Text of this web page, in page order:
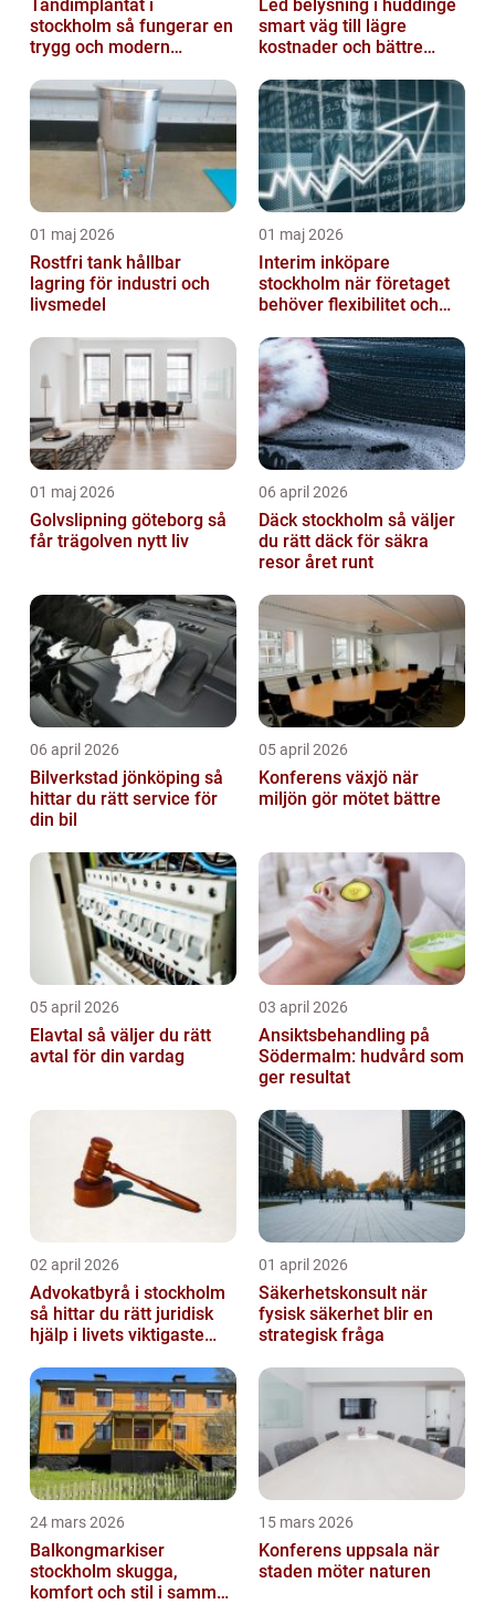
Tandimplantat i
stockholm så fungerar en
trygg och modern
Led belysning i huddinge
smart väg till lägre
kostnader och bättre
01 maj 2026
Rostfri tank hållbar
lagring för industri och
livsmedel
01 maj 2026
Interim inköpare
stockholm när företaget
behöver flexibilitet och
01 maj 2026
Golvslipning göteborg så
får trägolven nytt liv
06 april 2026
Däck stockholm så väljer
du rätt däck för säkra
resor året runt
06 april 2026
Bilverkstad jönköping så
hittar du rätt service för
din bil
05 april 2026
Konferens växjö när
miljön gör mötet bättre
05 april 2026
Elavtal så väljer du rätt
avtal för din vardag
03 april 2026
Ansiktsbehandling på
Södermalm: hudvård som
ger resultat
02 april 2026
Advokatbyrå i stockholm
så hittar du rätt juridisk
hjälp i livets viktigaste
01 april 2026
Säkerhetskonsult när
fysisk säkerhet blir en
strategisk fråga
24 mars 2026
Balkongmarkiser
stockholm skugga,
komfort och stil i samma
15 mars 2026
Konferens uppsala när
staden möter naturen